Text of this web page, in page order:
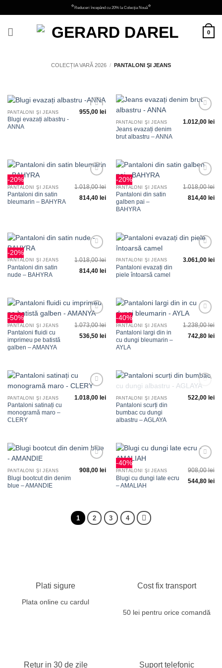
to
⭐Reduceri începând cu 20% la Colecția Nouă⭐
0
COLECȚIA VARĂ 2026 / PANTALONI ŞI JEANS
Adauga
PANTALONI ŞI JEANS
Blugi evazați albastru -
ANNA
955,00 lei
la
PANTALONI ŞI JEANS
Jeans evazați denim
brut albastru – ANNA
1.012,00 lei
-20%
la
PANTALONI ŞI JEANS
Pantaloni din satin
bleumarin – BAHYRA
1.018,00lei
814,40 lei
-20%
la
PANTALONI ŞI JEANS
Pantaloni din satin
galben pai –
BAHYRA
1.018,00lei
814,40 lei
-20%
la
PANTALONI ŞI JEANS
Pantaloni din satin
nude – BAHYRA
1.018,00lei
814,40 lei
la
PANTALONI ŞI JEANS
Pantaloni evazați din
piele întoarsă camel
3.061,00 lei
-50%
la
PANTALONI ŞI JEANS
Pantaloni fluidi cu
imprimeu pe batistă
galben – AMANYA
1.073,00lei
536,50 lei
-40%
la
PANTALONI ŞI JEANS
Pantaloni largi din in
cu dungi bleumarin –
AYLA
1.238,00lei
742,80 lei
la
PANTALONI ŞI JEANS
Pantaloni satinați cu
monogramă maro –
CLERY
1.018,00 lei
la
STOC EPUIZAT
PANTALONI ŞI JEANS
Pantaloni scurți din
bumbac cu dungi
albastru – AGLAYA
522,00 lei
la
PANTALONI ŞI JEANS
Blugi bootcut din denim
blue – AMANDIE
908,00 lei
-40%
la
PANTALONI ŞI JEANS
Blugi cu dungi late ecru
– AMALIAH
908,00lei
544,80 lei
1 2 3 4
Plati sigure
Plata online cu cardul
Cost fix transport
50 lei pentru orice comandă
Retur in 30 de zile Suport telefonic